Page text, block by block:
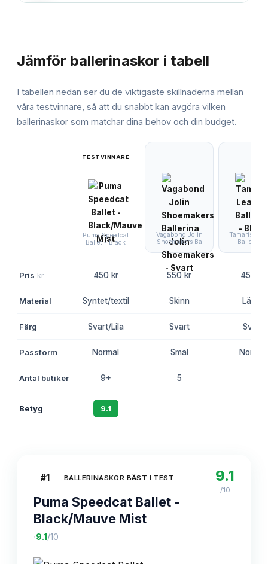
Jämför ballerinaskor i tabell
I tabellen nedan ser du de viktigaste skillnaderna mellan
våra testvinnare, så att du snabbt kan avgöra vilken
ballerinaskor som matchar dina behov och din budget.
TESTVINNARE
Puma Speedcat
Ballet - Black
Vagabond Jolin
Shoemakers Ba
Tamaris
Ballerina -
Pris kr 450 kr 550 kr 454 kr
Material Syntet/textil Skinn Läder
Färg Svart/Lila Svart Svart
Passform Normal Smal Normal
Antal butiker 9+ 5
Betyg 9.1
#1 BALLERINASKOR BÄST I TEST
Puma Speedcat Ballet -
Black/Mauve Mist
·9.1 /10
9.1
/10